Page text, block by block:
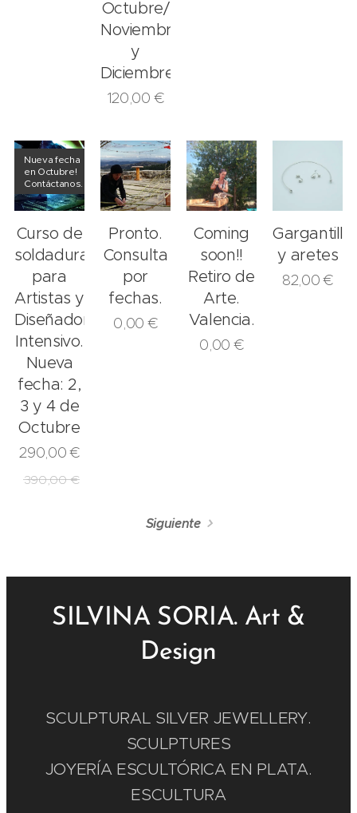
Octubre/
Noviembre
y
Diciembre.
120,00 €
Curso de
soldadura
para
Artistas y
Diseñadores.
Intensivo.
Nueva
fecha: 2,
3 y 4 de
Octubre
Nueva fecha
en Octubre!
Contáctanos.
290,00€
390,00€
Pronto.
Consulta
por
fechas.
0,00 €
Coming
soon!!
Retiro de
Arte.
Valencia.
0,00 €
Gargantilla
y aretes
82,00€
Siguiente
SILVINA SORIA. Art &
Design
SCULPTURAL SILVER JEWELLERY.
SCULPTURES
JOYERÍA ESCULTÓRICA EN PLATA.
ESCULTURA